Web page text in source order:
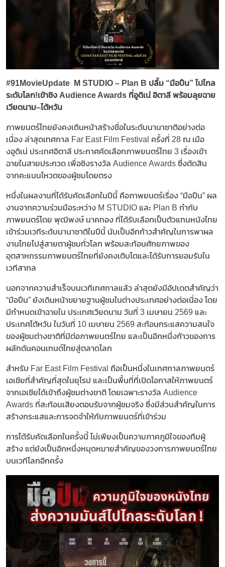
#91MovieUpdate M STUDIO – Plan B ปลื้ม “มือปืน” ไปไกล
ระดับโลก!เข้าชิง Audience Awards ที่อูดิเน่ อิตาลี พร้อมลุยฉาย
เวียดนาม–ไต้หวัน
ภาพยนตร์ไทยยังคงเดินหน้าสร้างชื่อในระดับนานาชาติอย่างต่อ
เนื่อง ล่าสุดเทศกาล Far East Film Festival ครั้งที่ 28 ณ เมือ
งอูดิเน่ ประเทศอิตาลี ประกาศคัดเลือกภาพยนตร์ไทย 3 เรื่องเข้า
ฉายในสายประกวด เพื่อชิงรางวัล Audience Awards ซึ่งตัดสิน
จากคะแนนโหวตของผู้ชมโดยตรง
หนึ่งในผลงานที่ได้รับคัดเลือกในปีนี้ คือภาพยนตร์เรื่อง “มือปืน” ผล
งานจากความร่วมมือระหว่าง M STUDIO และ Plan B กำกับ
ภาพยนตร์โดย พุฒิพงษ์ นาคทอง ที่ได้รับเลือกเป็นตัวแทนหนังไทย
เข้าร่วมเวทีระดับนานาชาติในปีนี้ นับเป็นอีกก้าวสำคัญในการพาผล
งานไทยไปสู่สายตาผู้ชมทั่วโลก พร้อมสะท้อนศักยภาพของ
อุตสาหกรรมภาพยนตร์ไทยที่ยังคงเติบโตและได้รับการยอมรับใน
เวทีสากล
นอกจากความสำเร็จบนเวทีเทศกาลแล้ว ล่าสุดยังมีอัปเดตสำคัญว่า
“มือปืน” ยังเดินหน้าขยายฐานผู้ชมในต่างประเทศอย่างต่อเนื่อง โดย
มีกำหนดเข้าฉายใน ประเทศเวียดนาม วันที่ 3 เมษายน 2569 และ
ประเทศไต้หวัน ในวันที่ 10 เมษายน 2569 สะท้อนกระแสความสนใจ
ของผู้ชมต่างชาติที่มีต่อภาพยนตร์ไทย และเป็นอีกหนึ่งก้าวของการ
ผลักดันคอนเทนต์ไทยสู่ตลาดโลก
สำหรับ Far East Film Festival ถือเป็นหนึ่งในเทศกาลภาพยนตร์
เอเชียที่สำคัญที่สุดในยุโรป และเป็นพื้นที่ที่เปิดโอกาสให้ภาพยนตร์
จากเอเชียได้เข้าถึงผู้ชมต่างชาติ โดยเฉพาะรางวัล Audience
Awards ที่สะท้อนเสียงตอบรับจากผู้ชมจริง ซึ่งมีส่วนสำคัญในการ
สร้างกระแสและการจดจำให้กับภาพยนตร์ที่เข้าร่วม
การได้รับคัดเลือกในครั้งนี้ ไม่เพียงเป็นความภาคภูมิใจของทีมผู้
สร้าง แต่ยังเป็นอีกหนึ่งหมุดหมายสำคัญของวงการภาพยนตร์ไทย
บนเวทีโลกอีกครั้ง